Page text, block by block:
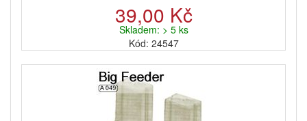
39,00 Kč
Skladem: > 5 ks
Kód: 24547